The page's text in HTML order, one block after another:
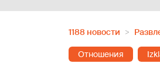
1188 новости
Отношения